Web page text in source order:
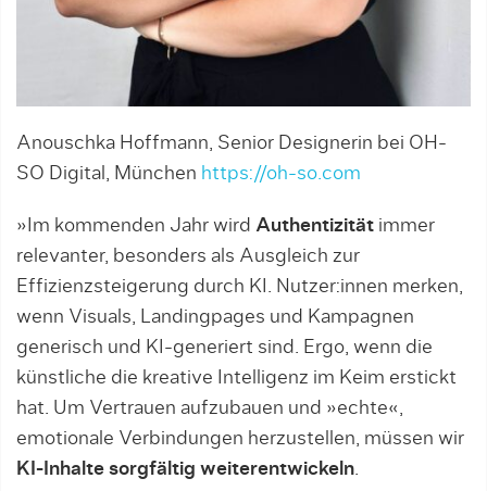
Anouschka Hoffmann, Senior Designerin bei OH-
SO Digital, München https://oh-so.com
»Im kommenden Jahr wird Authentizität immer
relevanter, besonders als Ausgleich zur
Effizienzsteigerung durch KI. Nutzer:innen merken,
wenn Visuals, Landingpages und Kampagnen
generisch und KI-generiert sind. Ergo, wenn die
künstliche die kreative Intelligenz im Keim erstickt
hat. Um Vertrauen aufzubauen und »echte«,
emotionale Verbindungen herzustellen, müssen wir
KI-Inhalte sorgfältig weiterentwickeln.